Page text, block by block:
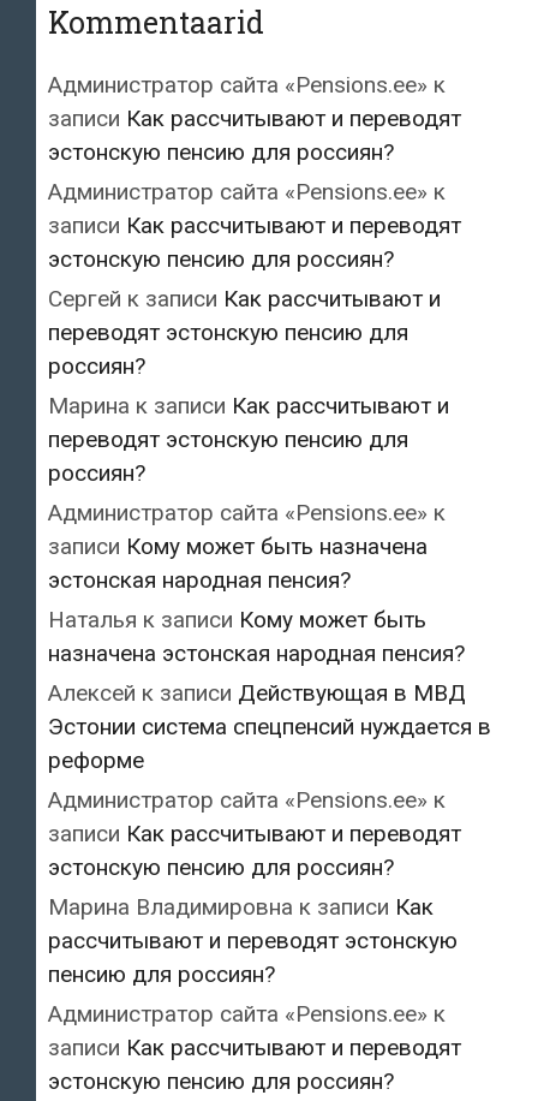
Kommentaarid
Администратор сайта «Pensions.ee» к
записи Как рассчитывают и переводят
эстонскую пенсию для россиян?
Администратор сайта «Pensions.ee» к
записи Как рассчитывают и переводят
эстонскую пенсию для россиян?
Сергей к записи Как рассчитывают и
переводят эстонскую пенсию для
россиян?
Марина к записи Как рассчитывают и
переводят эстонскую пенсию для
россиян?
Администратор сайта «Pensions.ee» к
записи Кому может быть назначена
эстонская народная пенсия?
Наталья к записи Кому может быть
назначена эстонская народная пенсия?
Алексей к записи Действующая в МВД
Эстонии система спецпенсий нуждается в
реформе
Администратор сайта «Pensions.ee» к
записи Как рассчитывают и переводят
эстонскую пенсию для россиян?
Марина Владимировна к записи Как
рассчитывают и переводят эстонскую
пенсию для россиян?
Администратор сайта «Pensions.ee» к
записи Как рассчитывают и переводят
эстонскую пенсию для россиян?